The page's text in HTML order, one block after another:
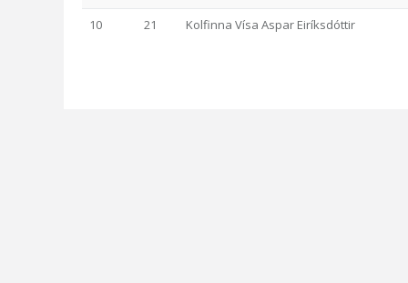
10 21 Kolfinna Vísa Aspar Eiríksdóttir